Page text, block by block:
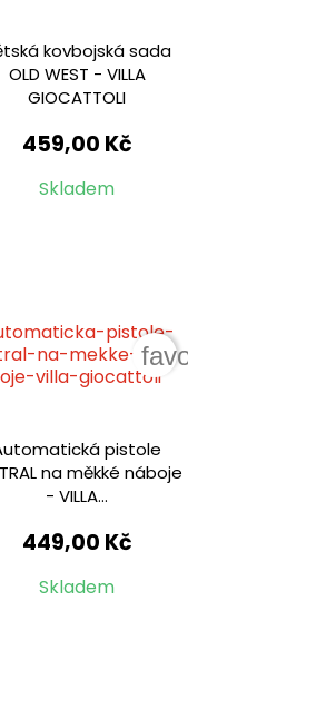
kovbojská sada
OLD WEST - VILLA
GIOCATTOLI
459,00 Kč
Skladem
pistole
na měkké náboje
- VILLA...
449,00 Kč
Skladem
favorite_border